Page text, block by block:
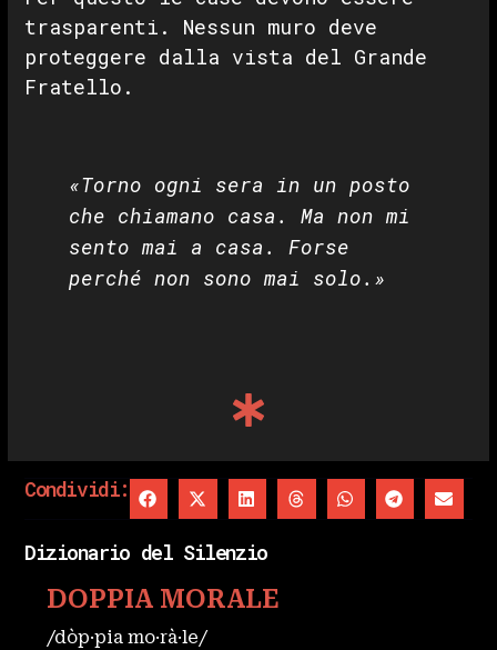
trasparenti. Nessun muro deve
proteggere dalla vista del Grande
Fratello.
«Torno ogni sera in un posto
che chiamano casa. Ma non mi
sento mai a casa. Forse
perché non sono mai solo.»
Condividi:
Dizionario del Silenzio
DOPPIA MORALE
/dòp·pia mo·rà·le/